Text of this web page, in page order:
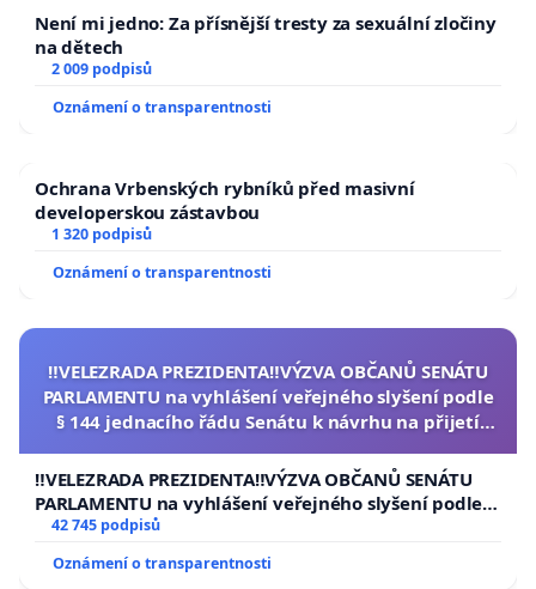
Není mi jedno: Za přísnější tresty za sexuální zločiny
na dětech
2 009 podpisů
Oznámení o transparentnosti
Ochrana Vrbenských rybníků před masivní
developerskou zástavbou
1 320 podpisů
Oznámení o transparentnosti
‼️VELEZRADA PREZIDENTA‼️VÝZVA OBČANŮ SENÁTU
PARLAMENTU na vyhlášení veřejného slyšení podle
§ 144 jednacího řádu Senátu k návrhu na přijetí
republiky
‼️VELEZRADA PREZIDENTA‼️VÝZVA OBČANŮ SENÁTU
PARLAMENTU na vyhlášení veřejného slyšení podle §
144 jednacího řádu Senátu k návrhu na přijetí
usnesení k podání ústavní žaloby na prezidenta
republiky
42 745 podpisů
Oznámení o transparentnosti